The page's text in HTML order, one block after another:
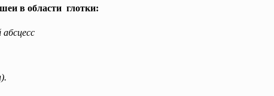
в области глотки: